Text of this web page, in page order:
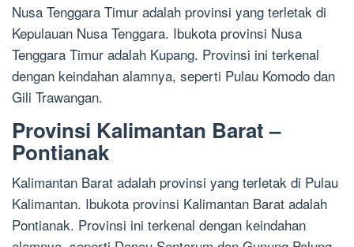
Nusa Tenggara Timur adalah provinsi yang terletak di
Kepulauan Nusa Tenggara. Ibukota provinsi Nusa
Tenggara Timur adalah Kupang. Provinsi ini terkenal
dengan keindahan alamnya, seperti Pulau Komodo dan
Gili Trawangan.
Provinsi Kalimantan Barat –
Pontianak
Kalimantan Barat adalah provinsi yang terletak di Pulau
Kalimantan. Ibukota provinsi Kalimantan Barat adalah
Pontianak. Provinsi ini terkenal dengan keindahan